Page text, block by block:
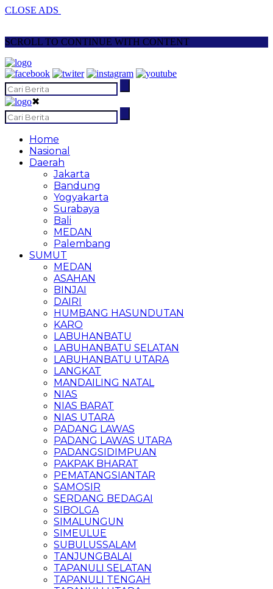
CLOSE ADS
SCROLL TO CONTINUE WITH CONTENT
✖
Home
Nasional
Daerah
Jakarta
Bandung
Yogyakarta
Surabaya
Bali
MEDAN
Palembang
SUMUT
MEDAN
ASAHAN
BINJAI
DAIRI
HUMBANG HASUNDUTAN
KARO
LABUHANBATU
LABUHANBATU SELATAN
LABUHANBATU UTARA
LANGKAT
MANDAILING NATAL
NIAS
NIAS BARAT
NIAS UTARA
PADANG LAWAS
PADANG LAWAS UTARA
PADANGSIDIMPUAN
PAKPAK BHARAT
PEMATANGSIANTAR
SAMOSIR
SERDANG BEDAGAI
SIBOLGA
SIMALUNGUN
SIMEULUE
SUBULUSSALAM
TANJUNGBALAI
TAPANULI SELATAN
TAPANULI TENGAH